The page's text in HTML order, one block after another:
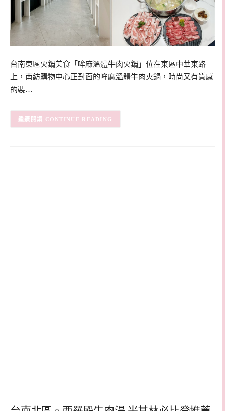
台南東區火鍋美食「哞麻溫體牛肉火鍋」位在東區中華東路
上，南紡購物中心正對面的哞麻溫體牛肉火鍋，時尚又有質感
的裝…
CONTINUE READING